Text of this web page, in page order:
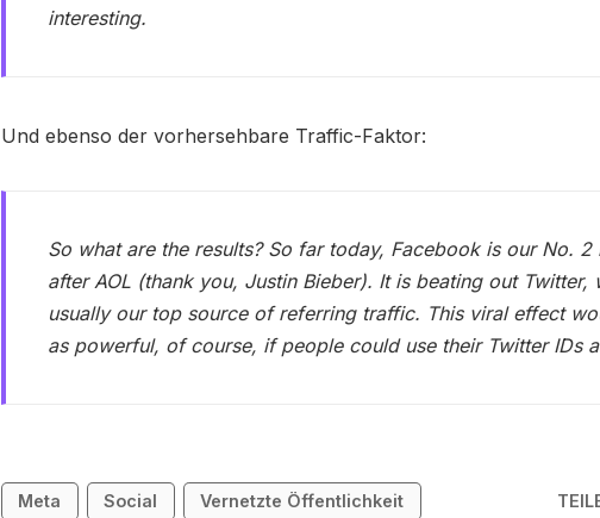
interesting.
Und ebenso der vorhersehbare Traffic-Faktor:
So what are the results? So far today, Facebook is our No. 2
after AOL (thank you, Justin Bieber). It is beating out Twitter,
usually our top source of referring traffic. This viral effect
as powerful, of course, if people could use their Twitter IDs
Meta Social Vernetzte Öffentlichkeit